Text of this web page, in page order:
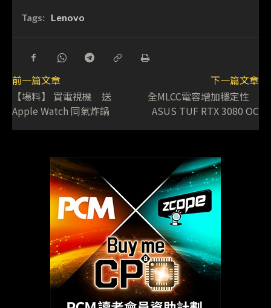
Tags: Lenovo
前一篇文章
【場料】 買電視機 送
Apple Watch 同氣炸鍋
下一篇文章
全MLCC電容增加穩定性
ASUS TUF RTX 3080 OC